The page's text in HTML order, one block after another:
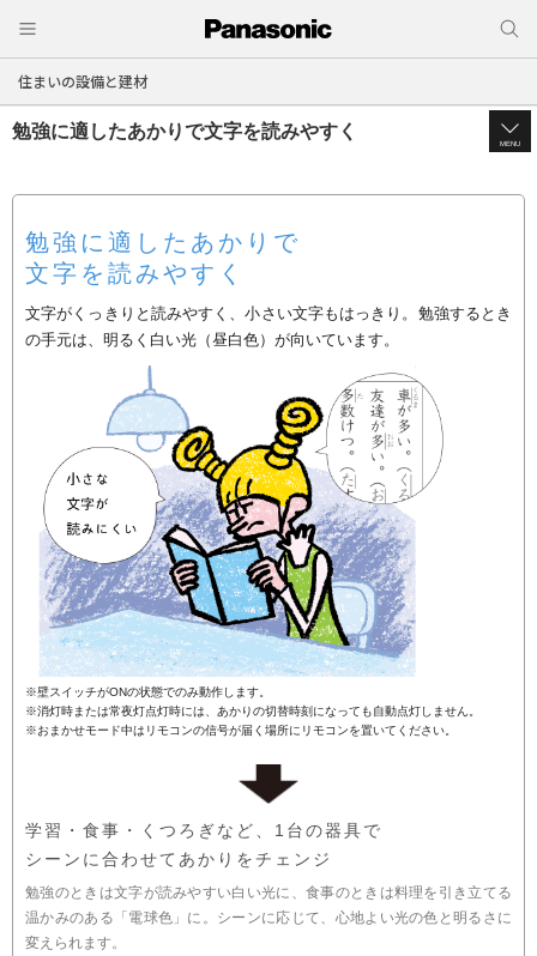
住まいの設備と建材
勉強に適したあかりで文字を読みやすく
MENU
勉強に適したあかりで
文字を読みやすく
文字がくっきりと読みやすく、小さい文字もはっきり。勉強するとき
の手元は、明るく白い光（昼白色）が向いています。
※壁スイッチがONの状態でのみ動作します。
※消灯時または常夜灯点灯時には、あかりの切替時刻になっても自動点灯しません。
※おまかせモード中はリモコンの信号が届く場所にリモコンを置いてください。
学習・食事・くつろぎなど、1台の器具で
シーンに合わせてあかりをチェンジ
勉強のときは文字が読みやすい白い光に、食事のときは料理を引き立てる
温かみのある「電球色」に。シーンに応じて、心地よい光の色と明るさに
変えられます。